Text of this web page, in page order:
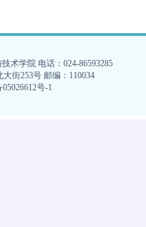
术学院 电话：024-86593285
街253号 邮编：110034
号-1